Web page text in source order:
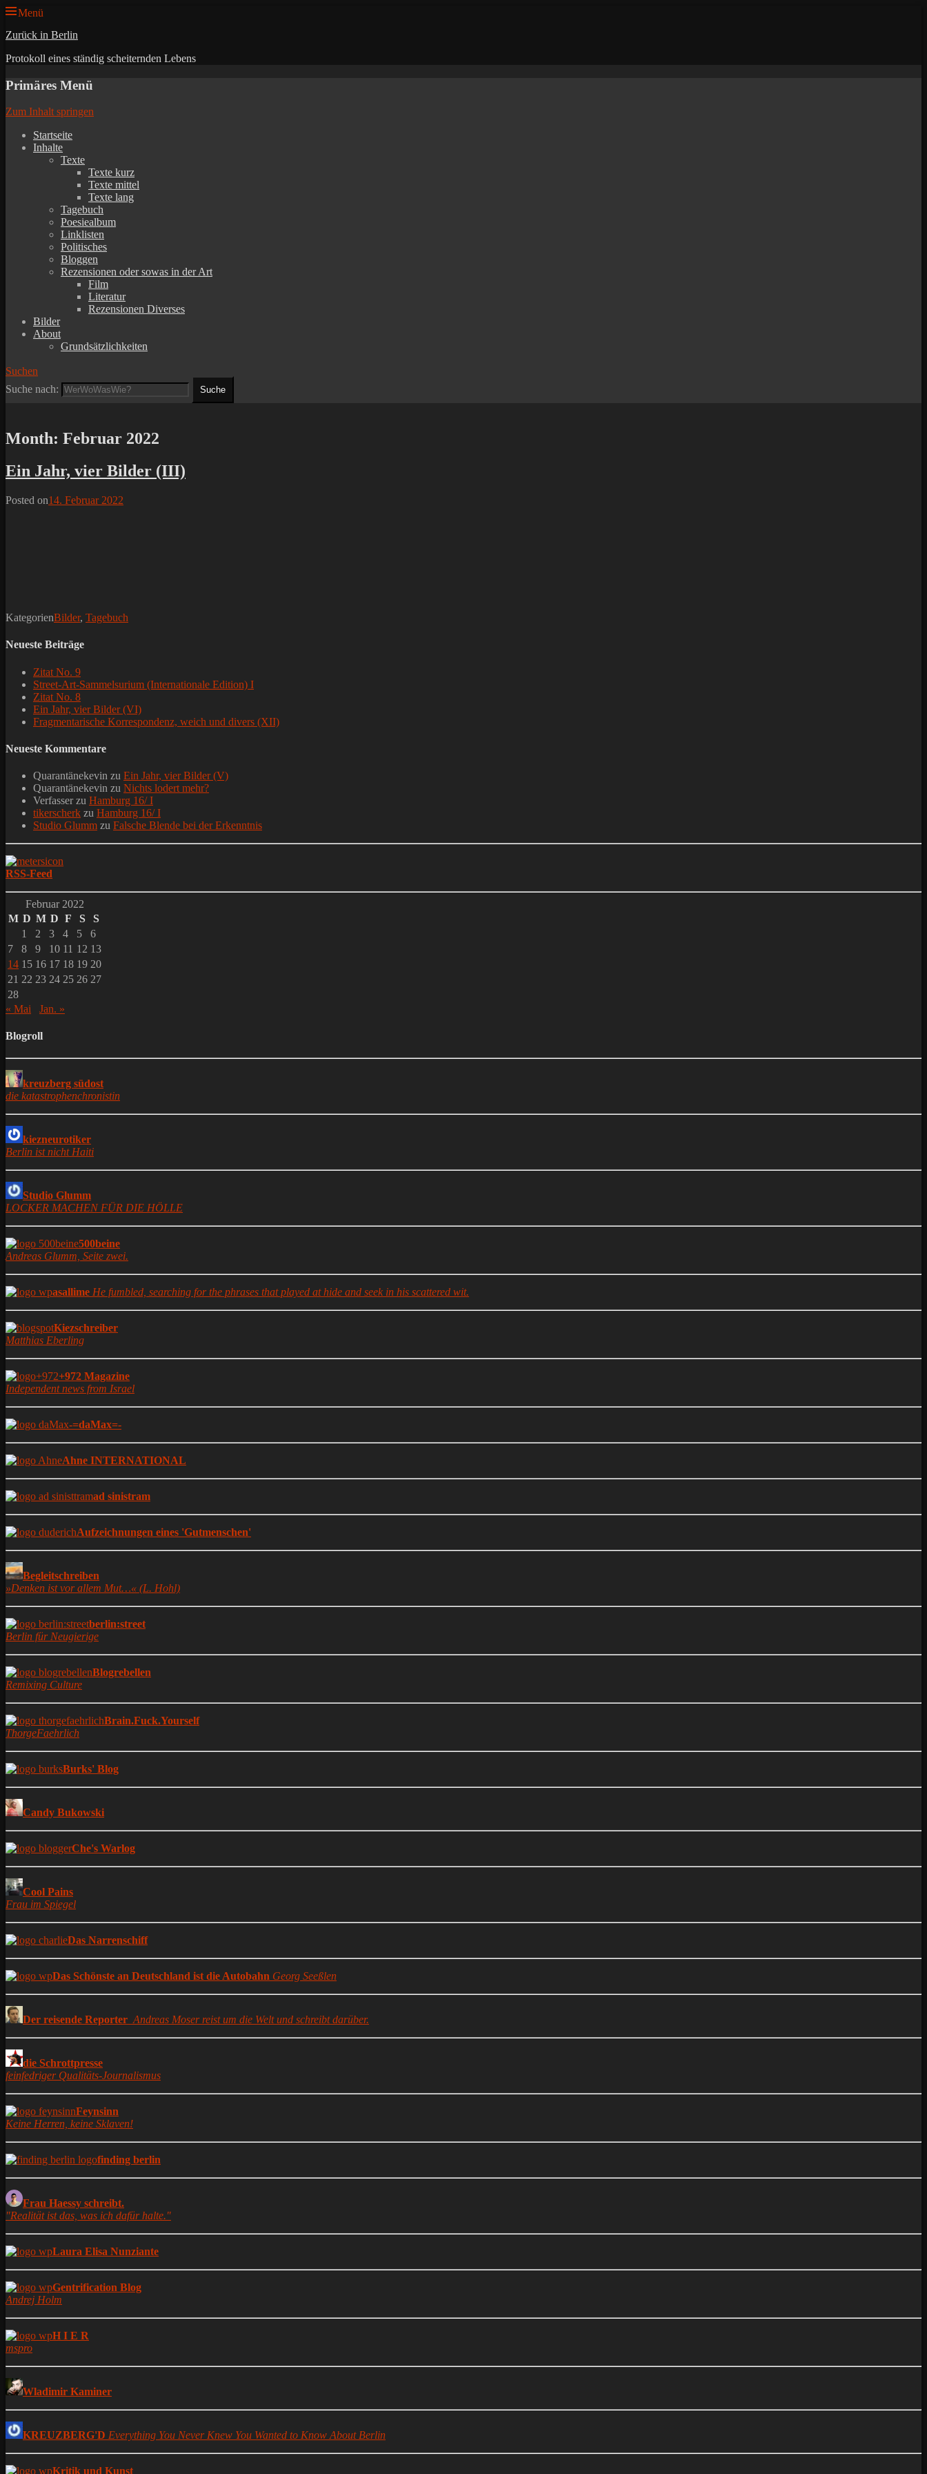
Menü
Zurück in Berlin
Protokoll eines ständig scheiternden Lebens
Primäres Menü
Zum Inhalt springen
Startseite
Inhalte
Texte
Texte kurz
Texte mittel
Texte lang
Tagebuch
Poesiealbum
Linklisten
Politisches
Bloggen
Rezensionen oder sowas in der Art
Film
Literatur
Rezensionen Diverses
Bilder
About
Grundsätzlichkeiten
Suchen
Suche nach:
Month: Februar 2022
Ein Jahr, vier Bilder (III)
Posted on14. Februar 2022
KategorienBilder, Tagebuch
Neueste Beiträge
Zitat No. 9
Street-Art-Sammelsurium (Internationale Edition) I
Zitat No. 8
Ein Jahr, vier Bilder (VI)
Fragmentarische Korrespondenz, weich und divers (XII)
Neueste Kommentare
Quarantänekevin zu Ein Jahr, vier Bilder (V)
Quarantänekevin zu Nichts lodert mehr?
Verfasserzu Hamburg 16/ I
tikerscherk zu Hamburg 16/ I
Studio Glumm zu Falsche Blende bei der Erkenntnis
RSS-Feed
Februar 2022
M D M D F S
S
1
2 3 4 5
6
7
8 9 10 11 12 13
14 15 16 17 18 19 20
21 22 23 24 25 26 27
28
« Mai
Jan. »
Blogroll
kreuzberg südost
die katastrophenchronistin
kiezneurotiker
Berlin ist nicht Haiti
Studio Glumm
LOCKER MACHEN FÜR DIE HÖLLE
500beine
Andreas Glumm, Seite zwei.
asallime He fumbled, searching for the phrases that played at hide and seek in his scattered wit.
Kiezschreiber
Matthias Eberling
+972 Magazine
Independent news from Israel
-=daMax=-
Ahne INTERNATIONAL
ad sinistram
Aufzeichnungen eines 'Gutmenschen'
Begleitschreiben
»Denken ist vor allem Mut…« (L. Hohl)
berlin:street
Berlin für Neugierige
Blogrebellen
Remixing Culture
Brain.Fuck.Yourself
ThorgeFaehrlich
Burks' Blog
Candy Bukowski
Che's Warlog
Cool Pains
Frau im Spiegel
Das Narrenschiff
Das Schönste an Deutschland ist die Autobahn Georg Seeßlen
Der reisende Reporter Andreas Moser reist um die Welt und schreibt darüber.
die Schrottpresse
feinfedriger Qualitäts-Journalismus
Feynsinn
Keine Herren, keine Sklaven!
finding berlin
Frau Haessy schreibt.
"Realität ist das, was ich dafür halte."
Laura Elisa Nunziante
Gentrification Blog
Andrej Holm
H I E R
mspro
Wladimir Kaminer
KREUZBERG'D Everything You Never Knew You Wanted to Know About Berlin
Kritik und Kunst